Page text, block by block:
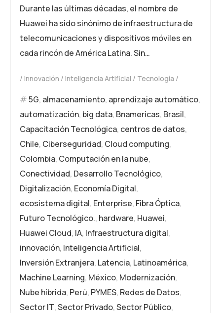
Durante las últimas décadas, el nombre de
Huawei ha sido sinónimo de infraestructura de
telecomunicaciones y dispositivos móviles en
cada rincón de América Latina. Sin…
Innovación Inteligencia Artificial Tecnología
5G, almacenamiento, aprendizaje automático,
automatización, big data, Bnamericas, Brasil,
Capacitación Tecnológica, centros de datos,
Chile, Ciberseguridad, Cloud computing,
Colombia, Computación en la nube,
Conectividad, Desarrollo Tecnológico,
Digitalización, Economía Digital,
ecosistema digital, Enterprise, Fibra Óptica,
Futuro Tecnológico., hardware, Huawei,
Huawei Cloud, IA, Infraestructura digital,
innovación, Inteligencia Artificial,
Inversión Extranjera, Latencia, Latinoamérica,
Machine Learning, México, Modernización,
Nube híbrida, Perú, PYMES, Redes de Datos,
Sector IT,Sector Privado,Sector Público,